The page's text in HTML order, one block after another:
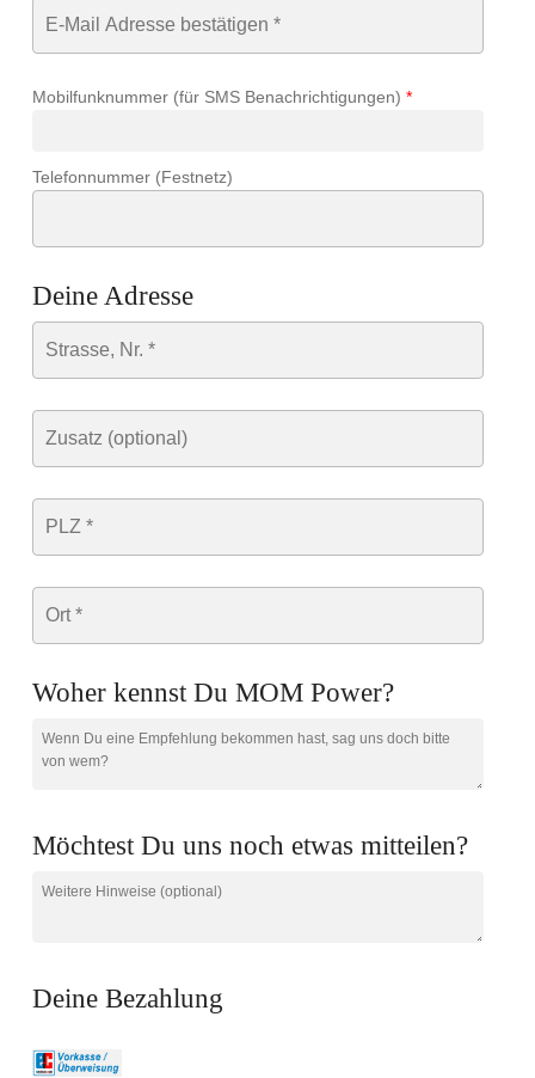
Mobilfunknummer (für SMS Benachrichtigungen) *
Telefonnummer (Festnetz)
Deine Adresse
Woher kennst Du MOM Power?
Möchtest Du uns noch etwas mitteilen?
Deine Bezahlung